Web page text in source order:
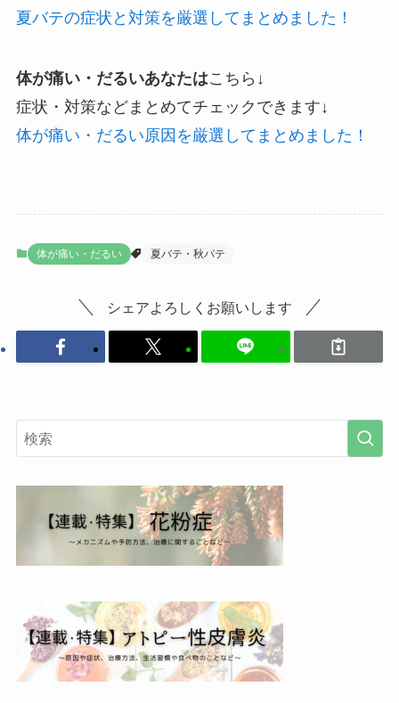
夏バテの症状と対策を厳選してまとめました！
体が痛い・だるいあなたはこちら↓
症状・対策などまとめてチェックできます↓
体が痛い・だるい原因を厳選してまとめました！
体が痛い・だるい 夏バテ・秋バテ
シェアよろしくお願いします